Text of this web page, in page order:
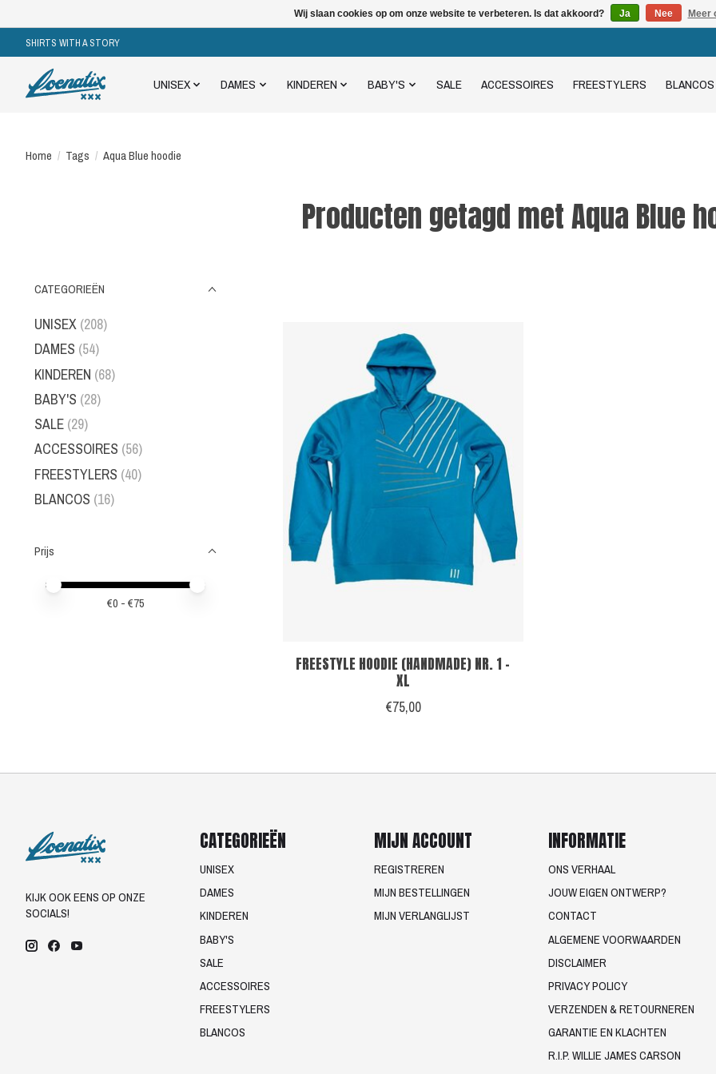
SHIRTS WITH A STORY
UNISEX DAMES KINDEREN BABY'S SALE ACCESSOIRES FREESTYLERS BLANCOS
Home / Tags / Aqua Blue hoodie
Producten getagd met Aqua Blue
CATEGORIEËN
UNISEX (208)
DAMES (54)
KINDEREN (68)
BABY'S (28)
SALE (29)
ACCESSOIRES (56)
FREESTYLERS (40)
BLANCOS (16)
Prijs
Minimale prijswaarde
Price maximum value
€0 - €75
FREESTYLE HOODIE (HANDMADE) NR. 1 -
XL
€75,00
KIJK OOK EENS OP ONZE
SOCIALS!
CATEGORIEËN
UNISEX
DAMES
KINDEREN
BABY'S
SALE
ACCESSOIRES
FREESTYLERS
BLANCOS
MIJN ACCOUNT
REGISTREREN
MIJN BESTELLINGEN
MIJN VERLANGLIJST
INFORMATIE
ONS VERHAAL
JOUW EIGEN ONTWERP?
CONTACT
ALGEMENE VOORWAARDEN
DISCLAIMER
PRIVACY POLICY
VERZENDEN & RETOURNEREN
GARANTIE EN KLACHTEN
R.I.P. WILLIE JAMES CARSON
Wij slaan cookies op om onze website te verbeteren. Is dat akkoord? Ja Nee Meer